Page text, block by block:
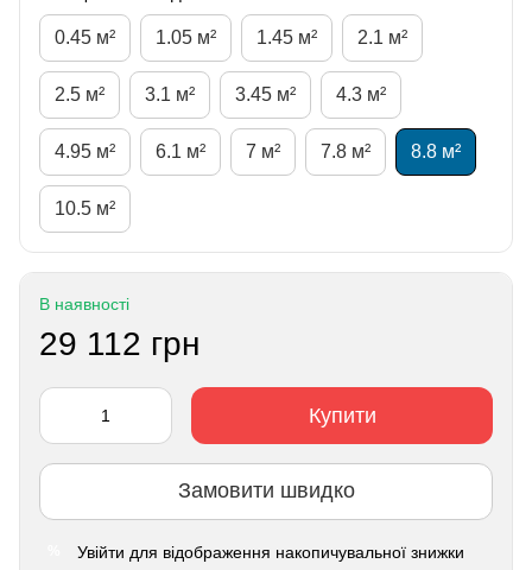
0.45 м² 1.05 м² 1.45 м² 2.1 м²
2.5 м² 3.1 м² 3.45 м² 4.3 м²
4.95 м² 6.1 м² 7 м² 7.8 м² 8.8 м²
10.5 м²
В наявності
29 112 грн
Купити
Замовити швидко
Увійти для відображення накопичувальної знижки